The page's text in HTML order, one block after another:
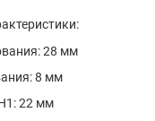
28 мм
8 мм
22 мм